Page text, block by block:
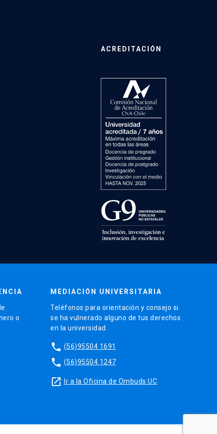
ACREDITACIÓN
o
MEDIACIÓN UNIVERSITARIA
Teléfonos para orientación y consejo si
se ha vulnerado alguno de tus derechos
en la universidad.
phone (56)95504 1691
phone (56)95504 1247
launch Ir a la Oficina de Ombuds UC